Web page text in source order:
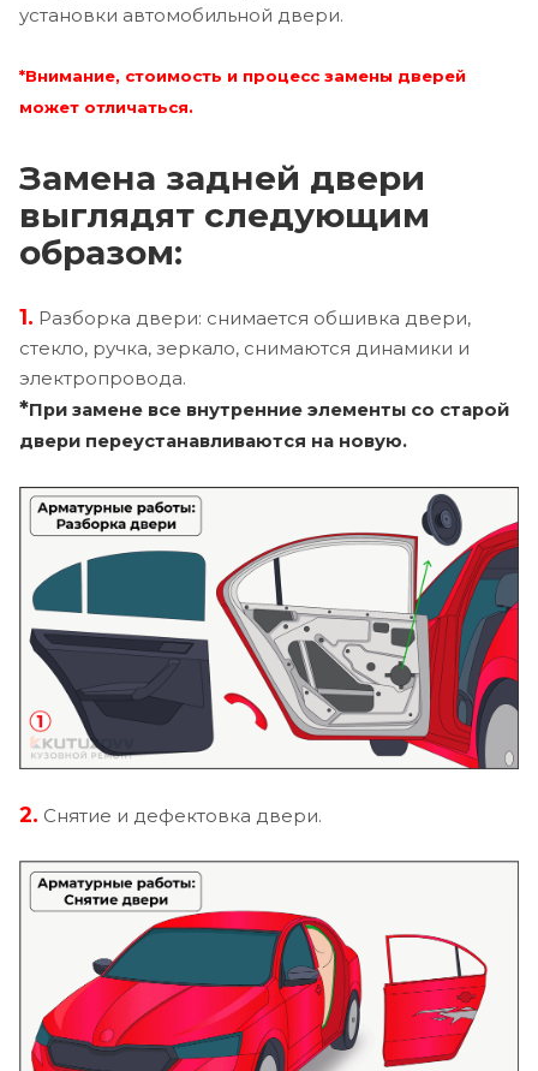
установки автомобильной двери.
*Внимание, стоимость и процесс замены дверей
может отличаться.
Замена задней двери
выглядят следующим
образом:
1. Разборка двери: снимается обшивка двери,
стекло, ручка, зеркало, снимаются динамики и
электропровода.
*При замене все внутренние элементы со старой
двери переустанавливаются на новую.
2. Снятие и дефектовка двери.